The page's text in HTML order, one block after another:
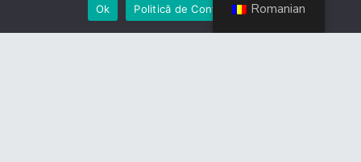
Romanian
Ok
Politică de Confidențialiate